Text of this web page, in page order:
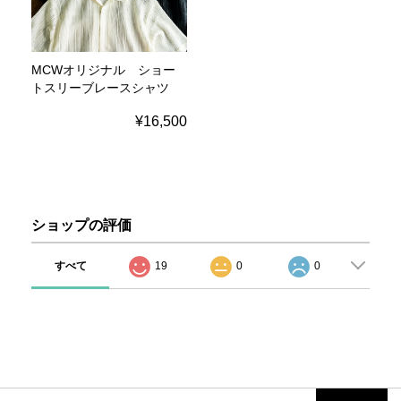
MCWオリジナル ショー
トスリーブレースシャツ
¥16,500
ショップの評価
すべて 19 0 0